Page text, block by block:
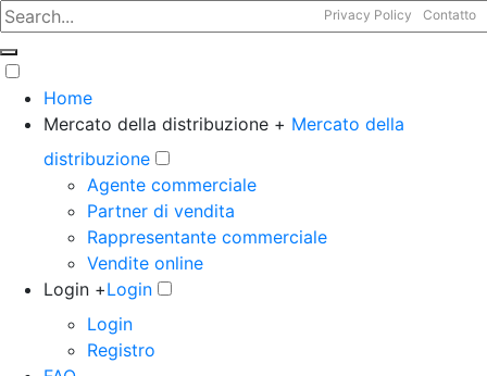
Privacy Policy Contatto
Home
Mercato della distribuzione + Mercato della
distribuzione
Agente commerciale
Partner di vendita
Rappresentante commerciale
Vendite online
Login +Login
Login
Registro